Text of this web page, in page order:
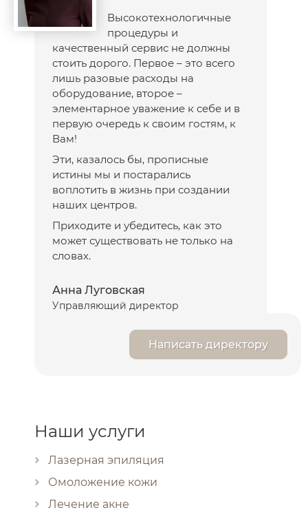
Высокотехнологичные
процедуры и
качественный сервис не должны
стоить дорого. Первое – это всего
лишь разовые расходы на
оборудование, второе –
элементарное уважение к себе и в
первую очередь к своим гостям, к
Вам!
Эти, казалось бы, прописные
истины мы и постарались
воплотить в жизнь при создании
наших центров.
Приходите и убедитесь, как это
может существовать не только на
словах.
Анна Луговская
Управляющий директор
Написать директору
Наши услуги
Лазерная эпиляция
Омоложение кожи
Лечение акне